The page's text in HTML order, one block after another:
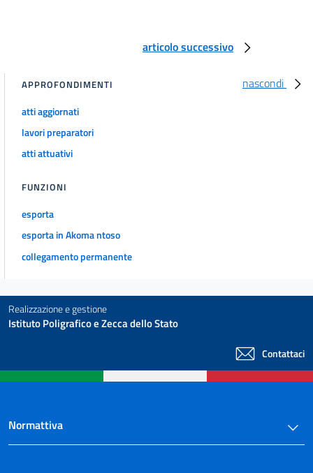
articolo successivo
nascondi
APPROFONDIMENTI
atti aggiornati
lavori preparatori
atti attuativi
FUNZIONI
esporta
esporta in Akoma ntoso
collegamento permanente
Realizzazione e gestione
Istituto Poligrafico e Zecca dello Stato
Contattaci
Normattiva